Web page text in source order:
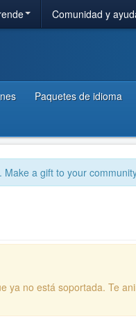
Comunidad y
Paquetes de idioma
a gift to your
ya no está soportada. Te